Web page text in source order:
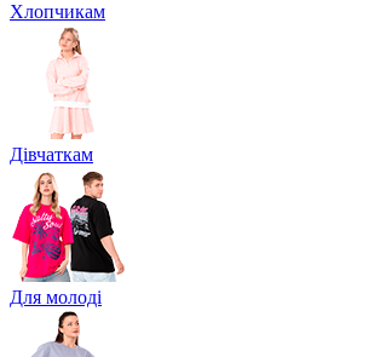
Хлопчикам
Дівчаткам
Для молоді